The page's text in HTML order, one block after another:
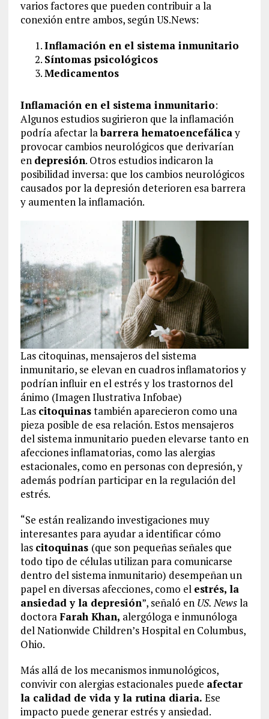
varios factores que pueden contribuir a la
conexión entre ambos, según US.News:
Inflamación en el sistema inmunitario
Síntomas psicológicos
Medicamentos
Inflamación en el sistema inmunitario:
Algunos estudios sugirieron que la inflamación
podría afectar labarrera hematoencefálicay
provocar cambios neurológicos que derivarían
en depresión. Otros estudios indicaron la
posibilidad inversa: que los cambios neurológicos
causados por la depresión deterioren esa barrera
y aumenten la inflamación.
Las citoquinas, mensajeros del sistema
inmunitario, se elevan en cuadros inflamatorios y
podrían influir en el estrés y los trastornos del
ánimo (Imagen Ilustrativa Infobae)
Las citoquinastambién aparecieron como una
pieza posible de esa relación. Estos mensajeros
del sistema inmunitario pueden elevarse tanto en
afecciones inflamatorias, como las alergias
estacionales, como en personas con depresión, y
además podrían participar en la regulación del
estrés.
“Se están realizando investigaciones muy
interesantes para ayudar a identificar cómo
las citoquinas (que son pequeñas señales que
todo tipo de células utilizan para comunicarse
dentro del sistema inmunitario) desempeñan un
papel en diversas afecciones, como el estrés, la
ansiedad y la depresión”, señaló en US. Newsla
doctora Farah Khan, alergóloga e inmunóloga
del Nationwide Children’s Hospital en Columbus,
Ohio.
Más allá de los mecanismos inmunológicos,
convivir con alergias estacionales puede afectar
la calidad de vida y la rutina diaria. Ese
impacto puede generar estrés y ansiedad.